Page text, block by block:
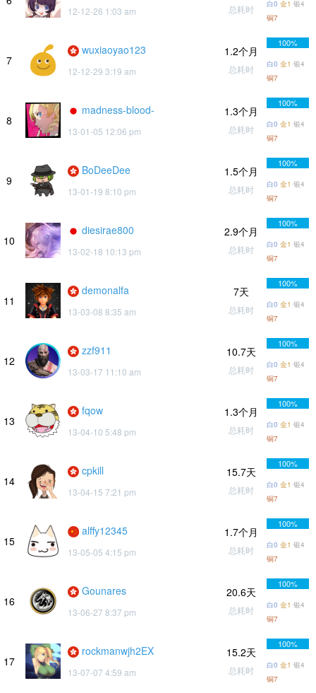
12-12-26 1:03 am 总耗时 白0 金1 银4
铜7
7
wuxiaoyao123
12-12-29 3:19 am
1.2个月
总耗时
100%
白0 金1 银4
铜7
8
madness-blood-
13-01-05 12:06 pm
1.3个月
总耗时
100%
白0 金1 银4
铜7
9
BoDeeDee
13-01-19 8:10 pm
1.5个月
总耗时
100%
白0 金1 银4
铜7
10
diesirae800
13-02-18 10:13 pm
2.9个月
总耗时
100%
白0 金1 银4
铜7
11
demonalfa
13-03-08 8:35 am
7天
总耗时
100%
白0 金1 银4
铜7
12
zzf911
13-03-17 11:10 am
10.7天
总耗时
100%
白0 金1 银4
铜7
13
fqow
13-04-10 5:48 pm
1.3个月
总耗时
100%
白0 金1 银4
铜7
14
cpkill
13-04-15 7:21 pm
15.7天
总耗时
100%
白0 金1 银4
铜7
15
alffy12345
13-05-05 4:15 pm
1.7个月
总耗时
100%
白0 金1 银4
铜7
16
Gounares
13-06-27 8:37 pm
20.6天
总耗时
100%
白0 金1 银4
铜7
17
rockmanwjh2EX
13-07-07 4:59 am
15.2天
总耗时
100%
白0 金1 银4
铜7